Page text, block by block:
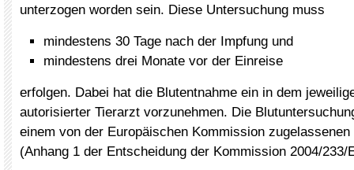
unterzogen worden sein. Diese Untersuchung muss
mindestens 30 Tage nach der Impfung und
mindestens drei Monate vor der Einreise
erfolgen. Dabei hat die Blutentnahme ein in dem
autorisierter Tierarzt vorzunehmen. Die
einem von der Europäischen Kommission zugelassenen
(Anhang 1 der Entscheidung der Kommission 2004/233/